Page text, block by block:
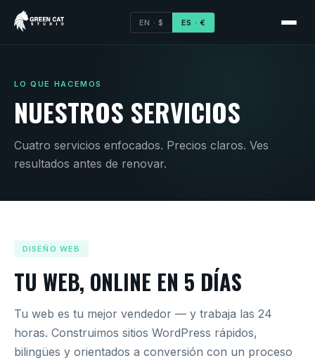
EN · $ ES · €
LO QUE HACEMOS
NUESTROS SERVICIOS
Cuatro servicios enfocados. Precios claros. Ves
resultados antes de renovar.
DISEÑO WEB
TU WEB, ONLINE EN 5 DÍAS
Tu web es tu mejor vendedor — y trabaja las 24
horas. Construimos sitios WordPress rápidos,
bilingües y orientados a conversión con un proceso